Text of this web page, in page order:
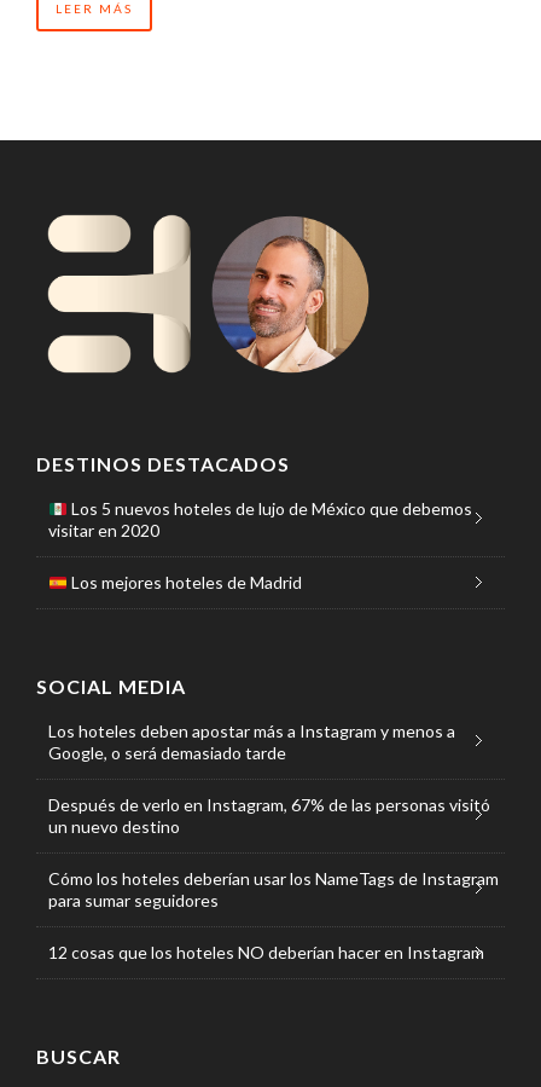
LEER MÁS
DESTINOS DESTACADOS
Los 5 nuevos hoteles de lujo de México que debemos
visitar en 2020
Los mejores hoteles de Madrid
SOCIAL MEDIA
Los hoteles deben apostar más a Instagram y menos a
Google, o será demasiado tarde
Después de verlo en Instagram, 67% de las personas visitó
un nuevo destino
Cómo los hoteles deberían usar los NameTags de Instagram
para sumar seguidores
12 cosas que los hoteles NO deberían hacer en Instagram
BUSCAR